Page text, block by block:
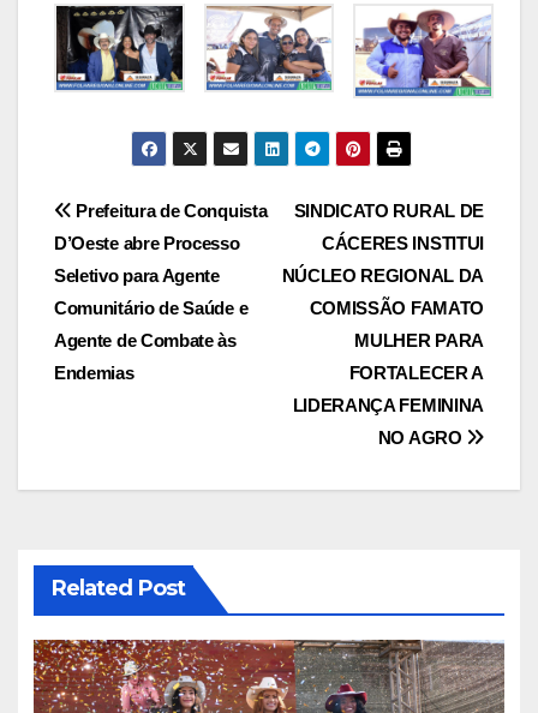
Navegação
de
Post
SINDICATO RURAL DE
CÁCERES INSTITUI
NÚCLEO REGIONAL DA
COMISSÃO FAMATO
MULHER PARA
FORTALECER A
LIDERANÇA FEMININA
NO AGRO
Prefeitura de Conquista
D’Oeste abre Processo
Seletivo para Agente
Comunitário de Saúde e
Agente de Combate às
Endemias
Related Post